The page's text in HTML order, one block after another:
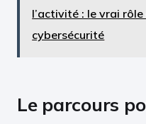
l’activité : le vrai rôle
cybersécurité
Le parcours